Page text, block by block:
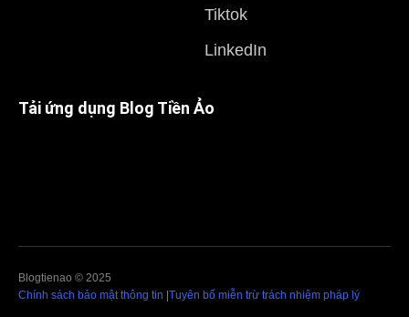
Tiktok
LinkedIn
Tải ứng dụng Blog Tiền Ảo
Blogtienao © 2025
Chính sách bảo mật thông tin |Tuyên bố miễn trừ trách nhiệm pháp lý